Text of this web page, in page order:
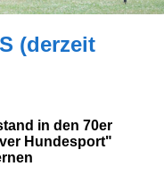
(derzeit
in den 70er
Hundesport"